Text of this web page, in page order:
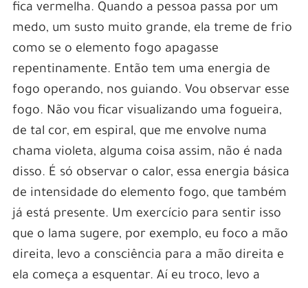
fica vermelha. Quando a pessoa passa por um
medo, um susto muito grande, ela treme de frio
como se o elemento fogo apagasse
repentinamente. Então tem uma energia de
fogo operando, nos guiando. Vou observar esse
fogo. Não vou ficar visualizando uma fogueira,
de tal cor, em espiral, que me envolve numa
chama violeta, alguma coisa assim, não é nada
disso. É só observar o calor, essa energia básica
de intensidade do elemento fogo, que também
já está presente. Um exercício para sentir isso
que o lama sugere, por exemplo, eu foco a mão
direita, levo a consciência para a mão direita e
ela começa a esquentar. Aí eu troco, levo a